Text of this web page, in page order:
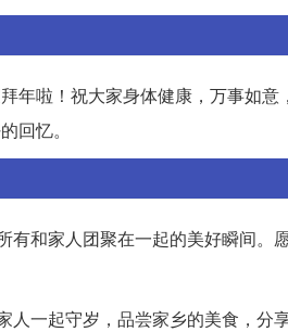
年啦！祝大家身体健康，万事如
回忆。
有和家人团聚在一起的美好瞬间
人一起守岁，品尝家乡的美食，